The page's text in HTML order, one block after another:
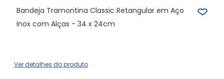
Bandeja Tramontina Classic Retangular em Aço
Inox com Alças - 34 x 24cm
Ver detalhes do produto